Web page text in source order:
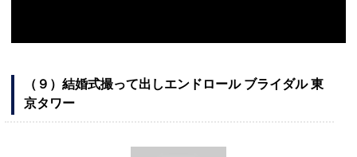
（９）結婚式撮って出しエンドロール ブライダル 東
京タワー